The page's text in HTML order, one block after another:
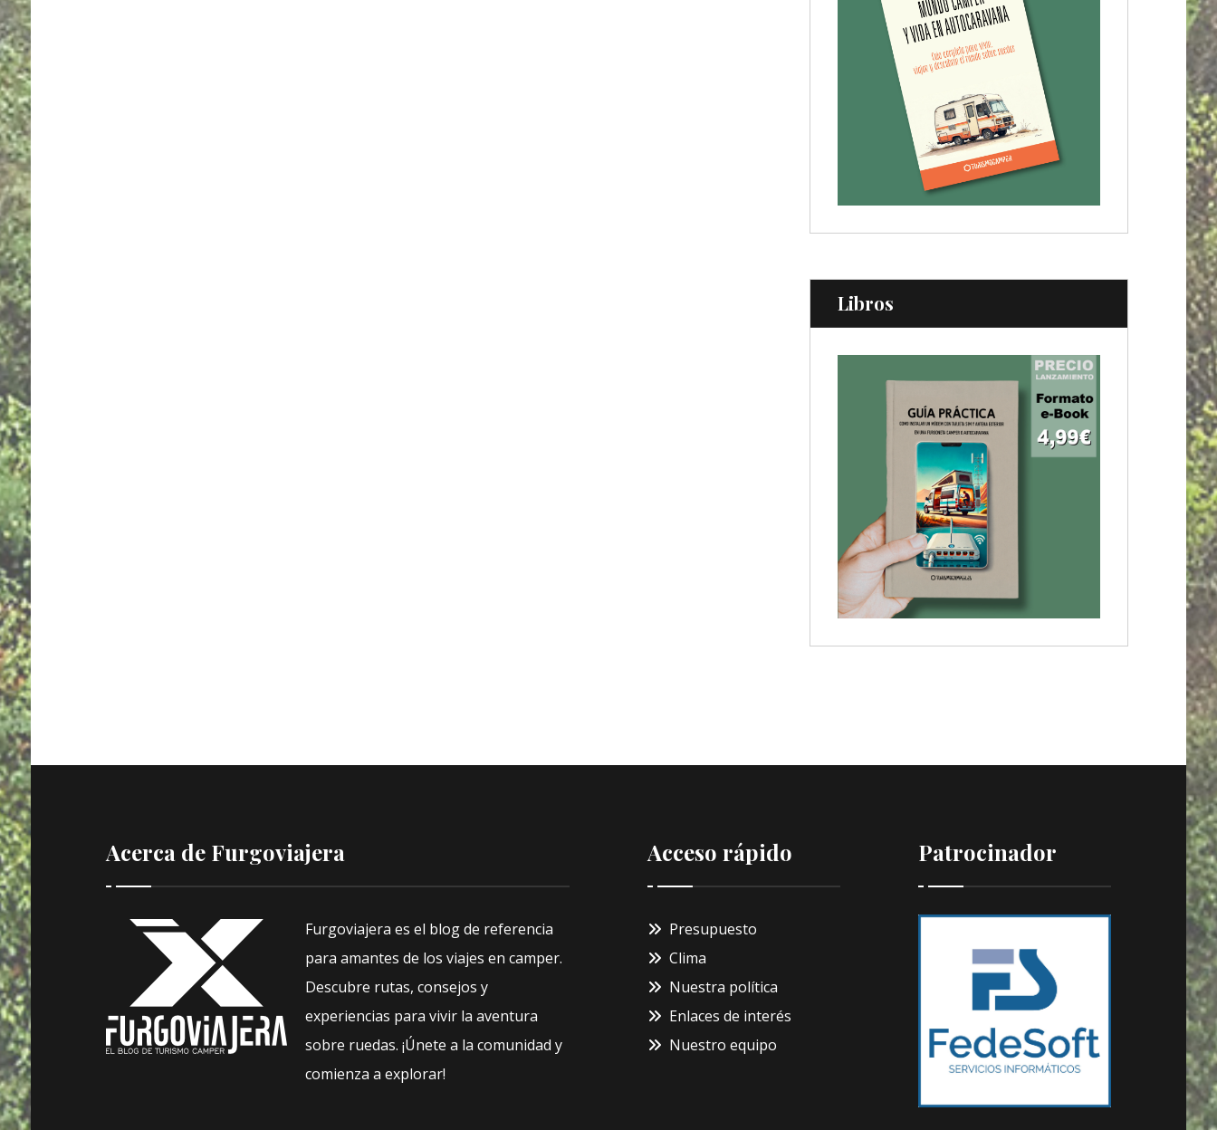
Libros
Acerca de Furgoviajera
Furgoviajera es el blog de referencia
para amantes de los viajes en camper.
Descubre rutas, consejos y
experiencias para vivir la aventura
sobre ruedas. ¡Únete a la comunidad y
comienza a explorar!
Acceso rápido
Presupuesto
Clima
Nuestra política
Enlaces de interés
Nuestro equipo
Patrocinador